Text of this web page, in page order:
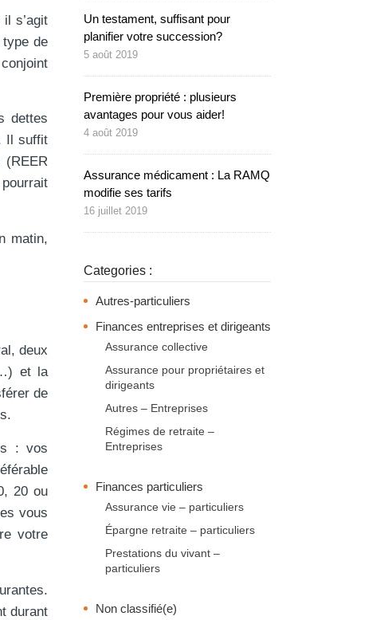
s’agit
de
dettes
Il suffit
(REER
matin,
deux
et la
de
: vos
20 ou
vous
votre
durant
Un testament, suffisant pour
planifier votre succession?
5 août 2019
Première propriété : plusieurs
avantages pour vous aider!
4 août 2019
Assurance médicament : La RAMQ
modifie ses tarifs
16 juillet 2019
Categories :
Autres-particuliers
Finances entreprises et dirigeants
Assurance collective
Assurance pour propriétaires et
dirigeants
Autres – Entreprises
Régimes de retraite –
Entreprises
Finances particuliers
Assurance vie – particuliers
Épargne retraite – particuliers
Prestations du vivant –
particuliers
Non classifié(e)